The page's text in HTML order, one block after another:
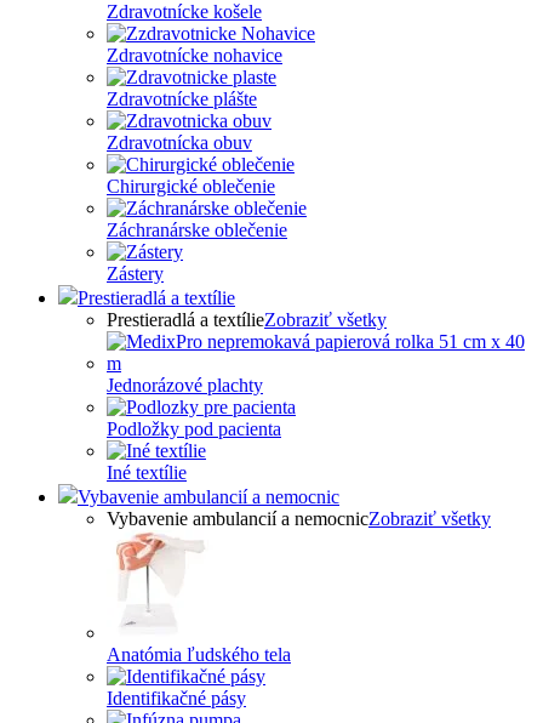
Zdravotnícke košele
Zdravotnícke nohavice
Zdravotnícke plášte
Zdravotnícka obuv
Chirurgické oblečenie
Záchranárske oblečenie
Zástery
Prestieradlá a textílie
Prestieradlá a textílieZobraziť všetky
Jednorázové plachty
Podložky pod pacienta
Iné textílie
Vybavenie ambulancií a nemocnic
Vybavenie ambulancií a nemocnicZobraziť všetky
Anatómia ľudského tela
Identifikačné pásy